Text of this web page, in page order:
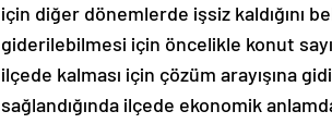
için diğer dönemlerde işsiz kaldığını
giderilebilmesi için öncelikle konut
ilçede kalması için çözüm arayışına
sağlandığında ilçede ekonomik